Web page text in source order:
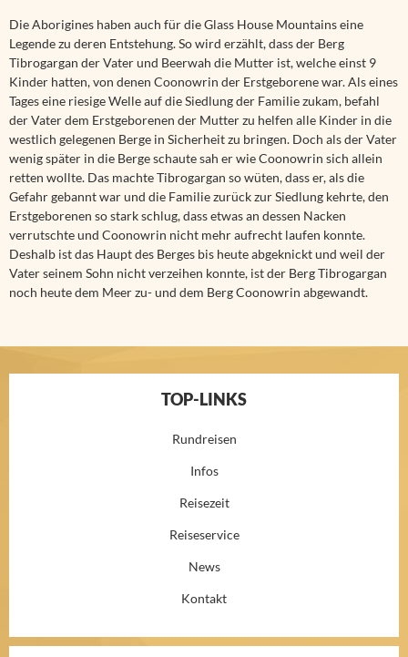
Die Aborigines haben auch für die Glass House Mountains eine
Legende zu deren Entstehung. So wird erzählt, dass der Berg
Tibrogargan der Vater und Beerwah die Mutter ist, welche einst 9
Kinder hatten, von denen Coonowrin der Erstgeborene war. Als eines
Tages eine riesige Welle auf die Siedlung der Familie zukam, befahl
der Vater dem Erstgeborenen der Mutter zu helfen alle Kinder in die
westlich gelegenen Berge in Sicherheit zu bringen. Doch als der Vater
wenig später in die Berge schaute sah er wie Coonowrin sich allein
retten wollte. Das machte Tibrogargan so wüten, dass er, als die
Gefahr gebannt war und die Familie zurück zur Siedlung kehrte, den
Erstgeborenen so stark schlug, dass etwas an dessen Nacken
verrutschte und Coonowrin nicht mehr aufrecht laufen konnte.
Deshalb ist das Haupt des Berges bis heute abgeknickt und weil der
Vater seinem Sohn nicht verzeihen konnte, ist der Berg Tibrogargan
noch heute dem Meer zu- und dem Berg Coonowrin abgewandt.
TOP-LINKS
Rundreisen
Infos
Reisezeit
Reiseservice
News
Kontakt